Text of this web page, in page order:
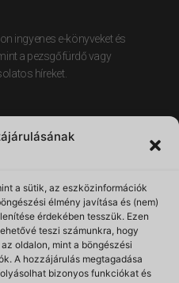
a sütik, az eszközinformációk
élmény javítása és (nem)
érdekében tesszük. Ezen
teszi számunkra, hogy
oldalon, mint a böngészési
A hozzájárulás megtagadása
bizonyos funkciókat és
ingyenes e-könyveket és
a pezsgőfürdő vagy
híreket.